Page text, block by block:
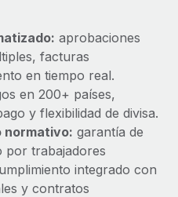
aprobaciones
facturas
en tiempo real.
en 200+ países,
y flexibilidad de divisa.
normativo: garantía de
por trabajadores
integrado con
y contratos